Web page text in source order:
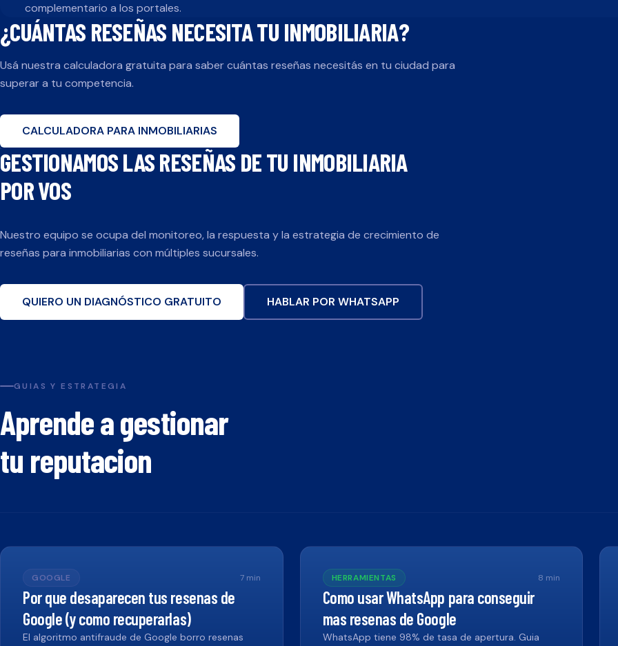
complementario a los portales.
¿CUÁNTAS RESEÑAS NECESITA TU INMOBILIARIA?
Usá nuestra calculadora gratuita para saber cuántas reseñas necesitás en tu ciudad para
superar a tu competencia.
CALCULADORA PARA INMOBILIARIAS
GESTIONAMOS LAS RESEÑAS DE TU INMOBILIARIA
POR VOS
Nuestro equipo se ocupa del monitoreo, la respuesta y la estrategia de crecimiento de
reseñas para inmobiliarias con múltiples sucursales.
QUIERO UN DIAGNÓSTICO GRATUITO HABLAR POR WHATSAPP
GUIAS Y ESTRATEGIA
Aprende a gestionar
tu reputacion
GOOGLE 7min
Por que desaparecen tus resenas de
Google (y como recuperarlas)
El algoritmo antifraude de Google borro resenas
HERRAMIENTAS 8 min
Como usar WhatsApp para conseguir
mas resenas de Google
WhatsApp tiene 98% de tasa de apertura. Guia